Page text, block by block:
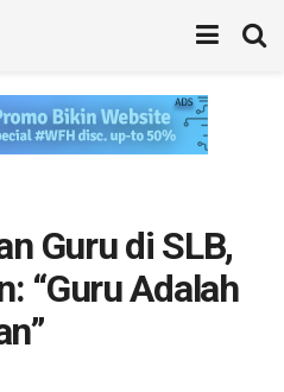
Guru di SLB,
“Guru Adalah